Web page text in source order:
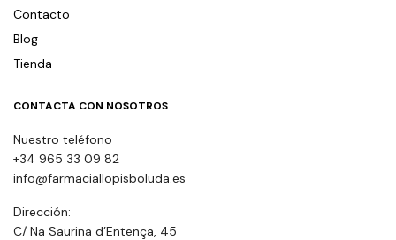
Contacto
Blog
Tienda
CONTACTA CON NOSOTROS
Nuestro teléfono
+34 965 33 09 82
info@farmaciallopisboluda.es
Dirección:
C/ Na Saurina d’Entença, 45